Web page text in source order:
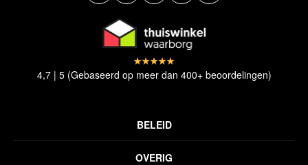
OVERIG
BELEID
4,7 | 5 (Gebaseerd op meer dan 400+ beoordelingen)